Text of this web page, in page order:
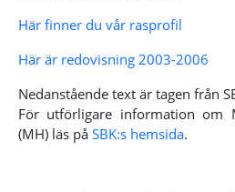
Här finner du vår rasprofil
Här är redovisning 2003-2006
Nedanstående text är tagen från
För utförligare information om
(MH) läs på SBK:s hemsida.